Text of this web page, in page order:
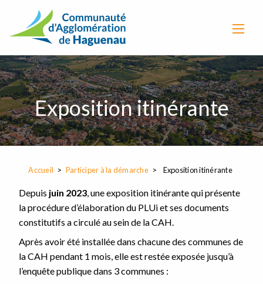
Exposition itinérante
Accueil Participer à la démarche Exposition itinérante
Depuis juin 2023, une exposition itinérante qui présente
la procédure d’élaboration du PLUi et ses documents
constitutifs a circulé au sein de la CAH.
Après avoir été installée dans chacune des communes de
la CAH pendant 1 mois, elle est restée exposée jusqu’à
l’enquête publique dans 3 communes :